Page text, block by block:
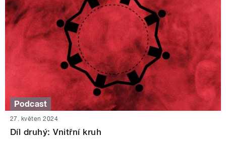
Podcast
27. květen 2024
Díl druhý: Vnitřní kruh